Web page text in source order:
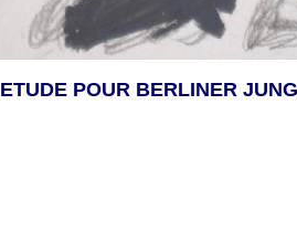
ETUDE POUR BERLINER